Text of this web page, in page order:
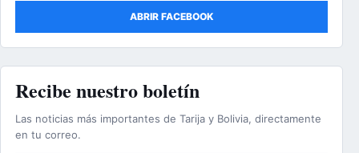
ABRIR FACEBOOK
Recibe nuestro boletín
Las noticias más importantes de Tarija y Bolivia, directamente
en tu correo.